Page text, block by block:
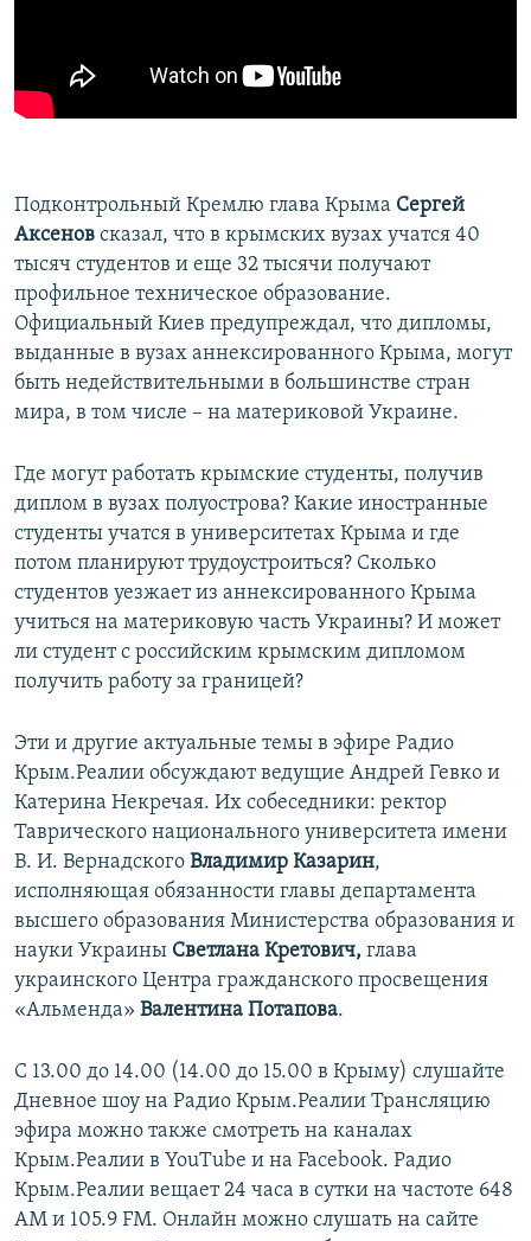
КРЫМ.НЕПОКОРЕННЫЙ
ELIFBE
Подконтрольный Кремлю глава Крыма Сергей
Аксенов сказал, что в крымских вузах учатся 40
тысяч студентов и еще 32 тысячи получают
профильное техническое образование.
Официальный Киев предупреждал, что дипломы,
выданные в вузах аннексированного Крыма, могут
быть недействительными в большинстве стран
мира, в том числе – на материковой Украине.
Где могут работать крымские студенты, получив
диплом в вузах полуострова? Какие иностранные
студенты учатся в университетах Крыма и где
потом планируют трудоустроиться? Сколько
студентов уезжает из аннексированного Крыма
учиться на материковую часть Украины? И может
ли студент с российским крымским дипломом
получить работу за границей?
Эти и другие актуальные темы в эфире Радио
Крым.Реалии обсуждают ведущие Андрей Гевко и
Катерина Некречая. Их собеседники: ректор
Таврического национального университета имени
В. И. Вернадского Владимир Казарин,
исполняющая обязанности главы департамента
высшего образования Министерства образования и
науки Украины Светлана Кретович, глава
украинского Центра гражданского просвещения
«Альменда» Валентина Потапова.
С 13.00 до 14.00 (14.00 до 15.00 в Крыму) слушайте
Дневное шоу на Радио Крым.Реалии Трансляцию
эфира можно также смотреть на каналах
Крым.Реалии в YouTube и на Facebook. Радио
Крым.Реалии вещает 24 часа в сутки на частоте 648
АМ и 105.9 FМ. Онлайн можно слушать на сайте